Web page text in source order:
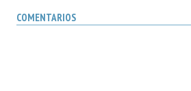
COMENTARIOS